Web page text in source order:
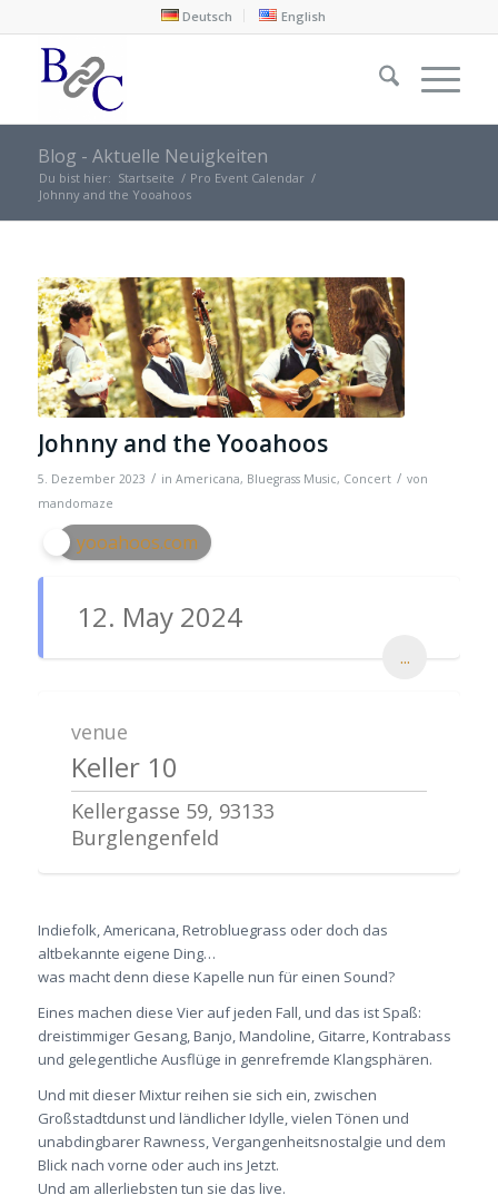
Deutsch English
Blog - Aktuelle Neuigkeiten
Du bist hier: Startseite / Pro Event Calendar /
Johnny and the Yooahoos
Johnny and the Yooahoos
5. Dezember 2023 / in Americana, Bluegrass Music, Concert / von
mandomaze
yooahoos.com
12. May 2024
...
venue
Keller 10
Kellergasse 59, 93133
Burglengenfeld
Indiefolk, Americana, Retrobluegrass oder doch das
altbekannte eigene Ding…
was macht denn diese Kapelle nun für einen Sound?
Eines machen diese Vier auf jeden Fall, und das ist Spaß:
dreistimmiger Gesang, Banjo, Mandoline, Gitarre, Kontrabass
und gelegentliche Ausflüge in genrefremde Klangsphären.
Und mit dieser Mixtur reihen sie sich ein, zwischen
Großstadtdunst und ländlicher Idylle, vielen Tönen und
unabdingbarer Rawness, Vergangenheitsnostalgie und dem
Blick nach vorne oder auch ins Jetzt.
Und am allerliebsten tun sie das live.